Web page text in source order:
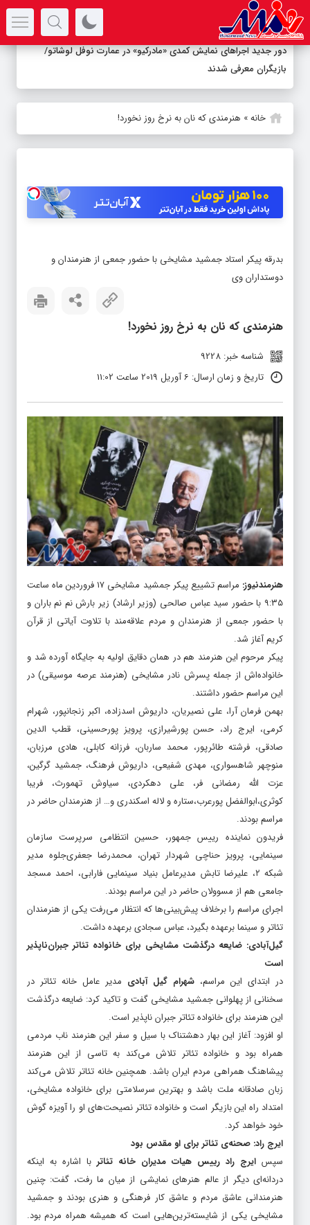
دور جدید اجراهای نمایش کمدی «مادرکیو» در عمارت نوفل لوشاتو/
بازیگران معرفی شدند
خانه» هنرمندی که نان به نرخ روز نخورد!
بدرقه پیکر استاد جمشید مشایخی با حضور جمعی از هنرمندان و
دوستداران وی
هنرمندی که نان به نرخ روز نخورد!
شناسه خبر: 9228
تاریخ و زمان ارسال: 6 آوریل 2019 ساعت 11:02
هنرمندنیوز:
مراسم تشییع پیکر جمشید مشایخی ۱۷ فروردین ماه ساعت
۹:۳۵ با حضور سید عباس صالحی (وزیر ارشاد) زیر بارش نم نم باران و
با حضور جمعی از هنرمندان و مردم علاقه‌مند با تلاوت آیاتی از قرآن
کریم آغاز شد.
پیکر مرحوم این هنرمند هم در همان دقایق اولیه به جایگاه آورده شد و
خانواده‌اش از جمله پسرش نادر مشایخی (هنرمند عرصه موسیقی) در
این مراسم حضور داشتند.
بهمن فرمان آرا، علی نصیریان، داریوش اسدزاده، اکبر زنجانپور، شهرام
کرمی، ایرج راد، حسن پورشیرازی، پرویز پورحسینی، قطب الدین
صادقی، فرشته طائرپور، محمد ساربان، فرزانه کابلی، هادی مرزبان،
منوچهر شاهسواری، مهدی شفیعی، داریوش فرهنگ، جمشید گرگین،
عزت الله رمضانی فر، علی دهکردی، سیاوش تهمورث، فریبا
کوثری،ابوالفضل پورعرب،ستاره و لاله اسکندری و… از هنرمندان حاضر در
مراسم بودند.
فریدون نماینده رییس جمهور، حسین انتظامی سرپرست سازمان
سینمایی، پرویز حناچی شهردار تهران، محمدرضا جعفری‌جلوه مدیر
شبکه ۲، علیرضا تابش مدیرعامل بنیاد سینمایی فارابی، احمد مسجد
جامعی هم از مسوولان حاضر در این مراسم بودند.
اجرای مراسم را برخلاف پیش‌بینی‌ها که انتظار می‌رفت یکی از هنرمندان
تئاتر و سینما برعهده بگیرد، عباس سجادی برعهده داشت.
گیل‌آبادی: ضایعه درگذشت مشایخی برای خانواده تئاتر جبران‌ناپذیر
است
در ابتدای این مراسم، شهرام گیل آبادی مدیر عامل خانه تئاتر در
سخنانی از پهلوانی جمشید مشایخی گفت و تاکید کرد: ضایعه درگذشت
این هنرمند برای خانواده تئاتر جبران ناپذیر است.
او افزود: آغاز این بهار دهشتناک با سیل و سفر این هنرمند ناب مردمی
همراه بود و خانواده تئاتر تلاش می‌کند به تاسی از این هنرمند
پیشاهنگ همراهی مردم ایران باشد. همچنین خانه تئاتر تلاش می‌کند
زبان صادقانه ملت باشد و بهترین سرسلامتی برای خانواده مشایخی،
امتداد راه این بازیگر است و خانواده تئاتر نصیحت‌های او را آویزه گوش
خود خواهد کرد.
ایرج راد: صحنه‌ی تئاتر برای او مقدس بود
سپس ایرج راد رییس هیات مدیران خانه تئاتر با اشاره به اینکه
دردانه‌ای دیگر از عالم هنرهای نمایشی از میان ما رفت، گفت: چنین
هنرمندانی عاشق مردم و عاشق کار فرهنگی و هنری بودند و جمشید
مشایخی یکی از شایسته‌ترین‌هایی است که همیشه همراه مردم بود.